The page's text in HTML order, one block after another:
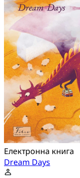
Електронна книга
Dream Days